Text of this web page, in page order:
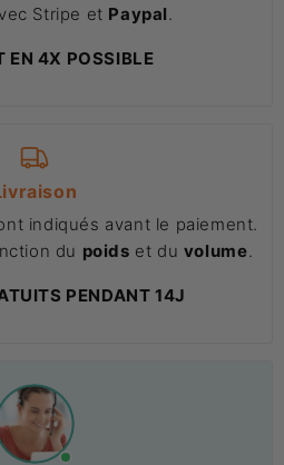
Stripe et Paypal.
EN 4X POSSIBLE
indiqués avant le paiement.
du poids et du volume.
PENDANT 14J